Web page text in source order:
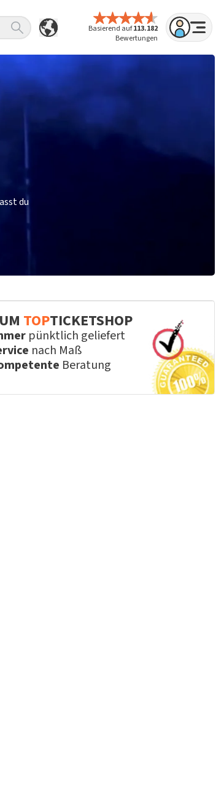
Basierend auf113.182
Bewertungen
du
TOPTICKETSHOP
pünktlich geliefert
nach Maß
Beratung